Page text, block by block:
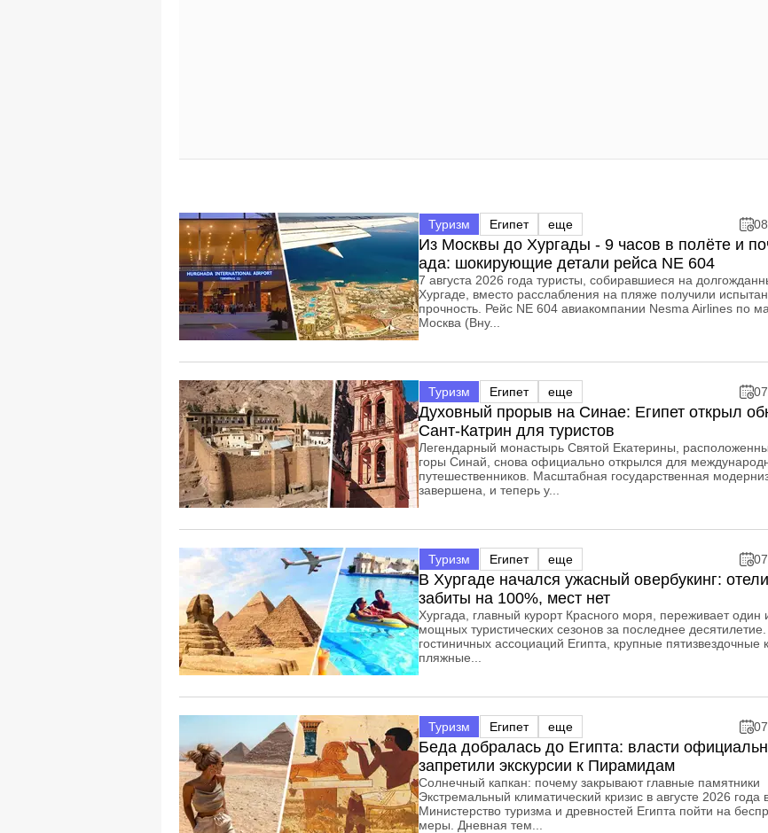
Туризм Египет еще
Из Москвы до Хургады - 9 часов в полёте и
ада: шокирующие детали рейса NE 604
7 августа 2026 года туристы, собиравшиеся на
Хургаде, вместо расслабления на пляже получили
прочность. Рейс NE 604 авиакомпании Nesma Airlines по
Москва (Вну...
Туризм Египет еще
Духовный прорыв на Синае: Египет открыл
Сант-Катрин для туристов
Легендарный монастырь Святой Екатерины,
горы Синай, снова официально открылся для
путешественников. Масштабная государственная
завершена, и теперь у...
Туризм Египет еще
В Хургаде начался ужасный овербукинг:
забиты на 100%, мест нет
Хургада, главный курорт Красного моря, переживает один
мощных туристических сезонов за последнее
гостиничных ассоциаций Египта, крупные пятизвездочные
пляжные...
Туризм Египет еще
Беда добралась до Египта: власти
запретили экскурсии к Пирамидам
Солнечный капкан: почему закрывают главные памятники
Экстремальный климатический кризис в августе 2026 года
Министерство туризма и древностей Египта пойти на
меры. Дневная тем...